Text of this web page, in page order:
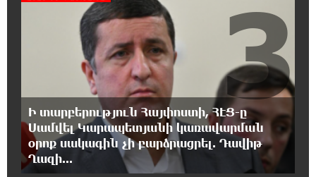
18:25:05 7-08-2026
Թուրքական ապրանքանիշը դադարեցնում է
գործունեությունը Ռուսաստանում
18:08:44 7-08-2026
Դանակահարություն՝ Մասիսի
գազալցակայաններից մեկի մոտ.
կասկածյալը ձերբակալվել է
17:58:24 7-08-2026
Ի տարբերություն Հայփոստի, ՀԷՑ-ը
Սամվել Կարապետյանի կառավարման
օրոք սակագին չի բարձրացրել. Դավիթ
Ղազի...
3